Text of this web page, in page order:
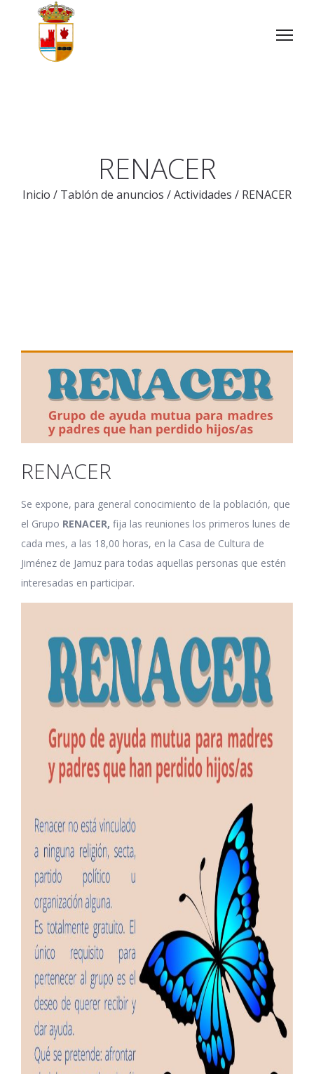
RENACER
Inicio / Tablón de anuncios /Actividades / RENACER
RENACER
Se expone, para general conocimiento de la población, que
el Grupo RENACER, fija las reuniones los primeros lunes de
cada mes, a las 18,00 horas, en la Casa de Cultura de
Jiménez de Jamuz para todas aquellas personas que estén
interesadas en participar.